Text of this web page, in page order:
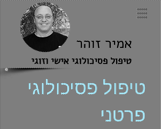
אמיר זוהר
טיפול פסיכולוגי אישי וזוגי
טיפול פסיכולוגי
פרטני